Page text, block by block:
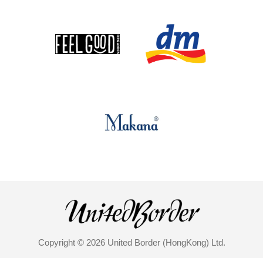
Copyright © 2026 United Border (HongKong) Ltd.